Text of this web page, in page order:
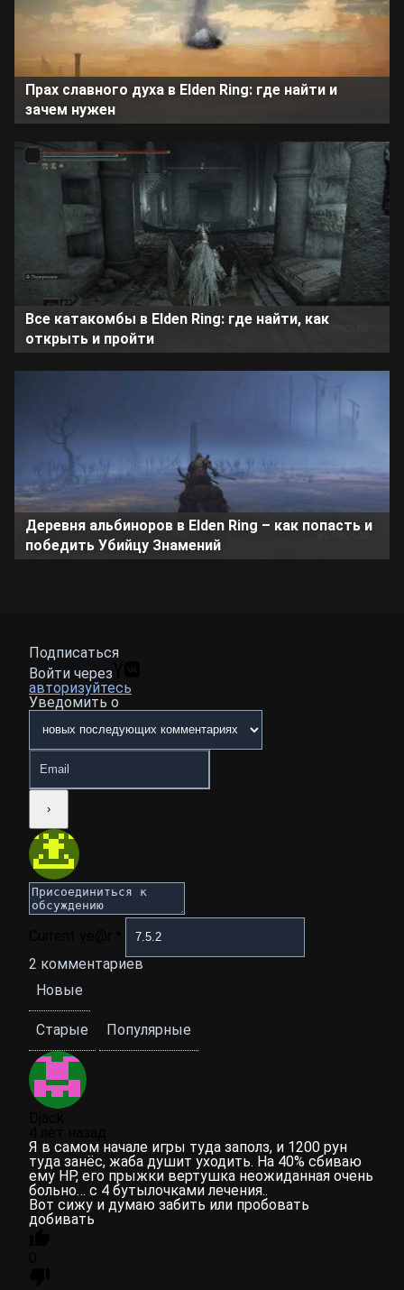
Прах славного духа в Elden Ring: где найти и
зачем нужен
Все катакомбы в Elden Ring: где найти, как
открыть и пройти
Деревня альбиноров в Elden Ring – как попасть и
победить Убийцу Знамений
Подписаться
Войти через
авторизуйтесь
Уведомить о
2 комментариев
Новые
Старые Популярные
Я в самом начале игры туда заполз, и 1200 рун
туда занёс, жаба душит уходить. На 40% сбиваю
ему НР, его прыжки вертушка неожиданная очень
больно… с 4 бутылочками лечения..
Вот сижу и думаю забить или пробовать
добивать